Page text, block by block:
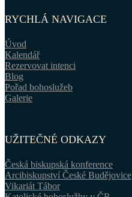
RYCHLÁ NAVIGACE
Úvod
Kalendář
Rezervovat intenci
Blog
Pořad bohoslužeb
Galerie
UŽITEČNÉ ODKAZY
Česká biskupská konference
Arcibiskupství České Budějovice
Vikariát Tábor